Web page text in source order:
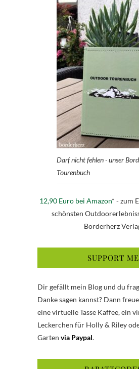
Darf nicht fehlen - unser
Tourenbuch
12,90 Euro bei Amazon* - zum
schönsten
Borderherz
SUPPORT ME
Dir gefällt mein Blog und du
Danke sagen kannst? Dann
eine virtuelle Tasse Kaffee, ein
Leckerchen für Holly & Riley
Garten via Paypal.